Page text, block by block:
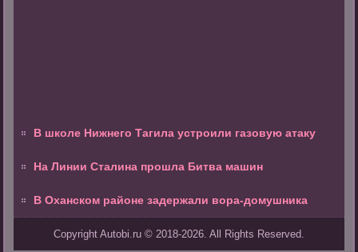
В школе Нижнего Тагила устроили газовую атаку
На Линии Сталина прошла Битва машин
В Оханском районе задержали вора-домушника
Copyright Autobi.ru © 2018-2026. All Rights Reserved.